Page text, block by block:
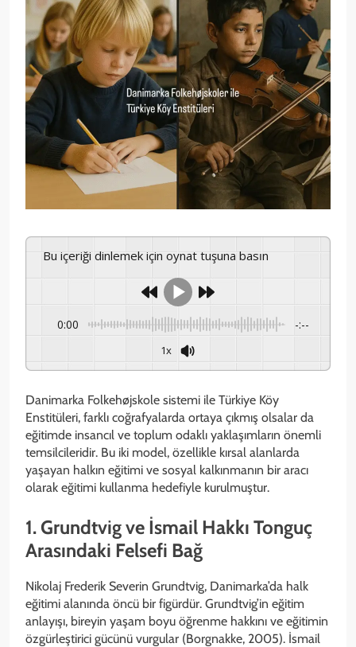
Bu içeriği dinlemek için oynat tuşuna basın
0:00 -:--
1x
Danimarka Folkehøjskole sistemi ile Türkiye Köy
Enstitüleri, farklı coğrafyalarda ortaya çıkmış olsalar da
eğitimde insancıl ve toplum odaklı yaklaşımların önemli
temsilcileridir. Bu iki model, özellikle kırsal alanlarda
yaşayan halkın eğitimi ve sosyal kalkınmanın bir aracı
olarak eğitimi kullanma hedefiyle kurulmuştur.
1. Grundtvig ve İsmail Hakkı Tonguç
Arasındaki Felsefi Bağ
Nikolaj Frederik Severin Grundtvig, Danimarka’da halk
eğitimi alanında öncü bir figürdür. Grundtvig’in eğitim
anlayışı, bireyin yaşam boyu öğrenme hakkını ve eğitimin
özgürleştirici gücünü vurgular (Borgnakke, 2005). İsmail